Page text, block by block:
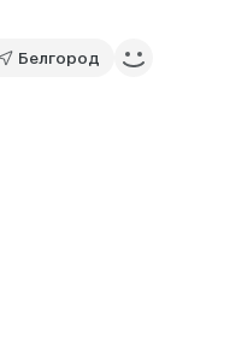
Белгород